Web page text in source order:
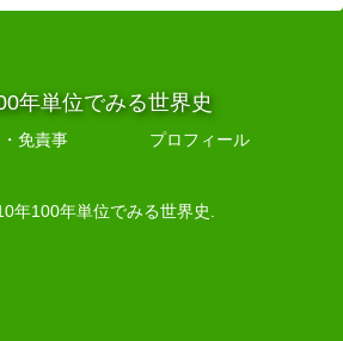
年単位でみる世界史
免責事
プロフィール
年100年単位でみる世界史.